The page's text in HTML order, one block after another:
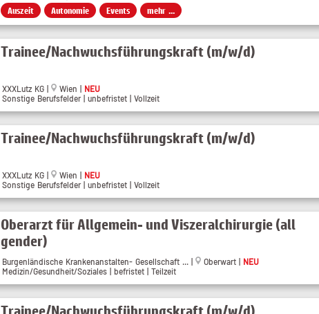
Auszeit Autonomie Events mehr ...
Trainee/Nachwuchsführungskraft (m/w/d)
XXXLutz KG | Wien | NEU
Sonstige Berufsfelder | unbefristet | Vollzeit
Trainee/Nachwuchsführungskraft (m/w/d)
XXXLutz KG | Wien | NEU
Sonstige Berufsfelder | unbefristet | Vollzeit
Oberarzt für Allgemein- und Viszeralchirurgie (all
gender)
Burgenländische Krankenanstalten- Gesellschaft ... | Oberwart | NEU
Medizin/Gesundheit/Soziales | befristet | Teilzeit
Trainee/Nachwuchsführungskraft (m/w/d)